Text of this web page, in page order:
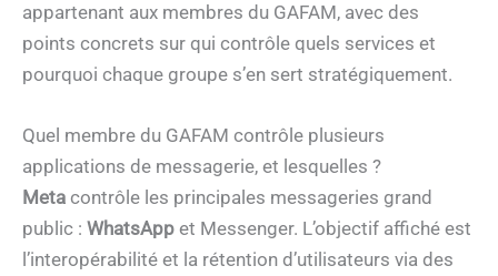
appartenant aux membres du GAFAM, avec des
points concrets sur qui contrôle quels services et
pourquoi chaque groupe s’en sert stratégiquement.
Quel membre du GAFAM contrôle plusieurs
applications de messagerie, et lesquelles ?
Meta contrôle les principales messageries grand
public : WhatsApp et Messenger. L’objectif affiché est
l’interopérabilité et la rétention d’utilisateurs via des